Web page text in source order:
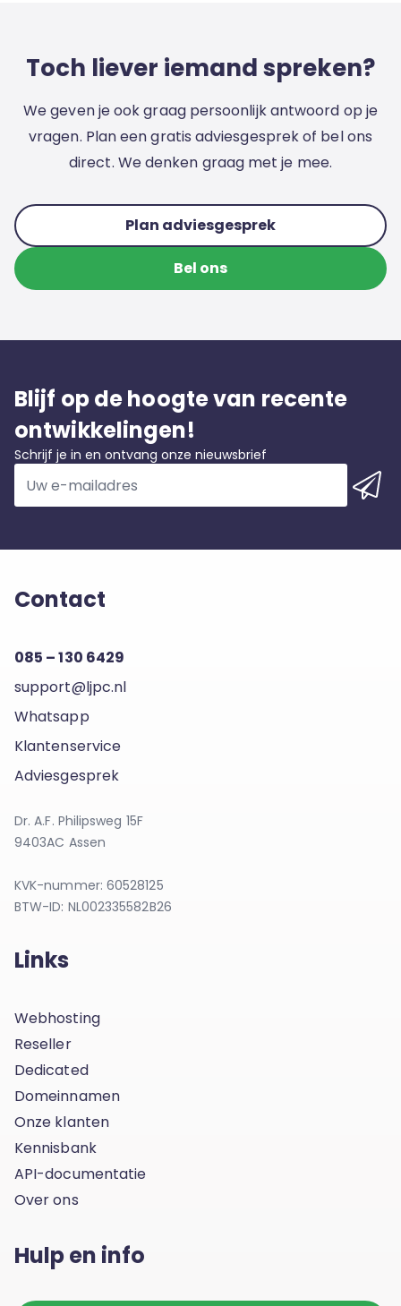
Toch liever iemand spreken?
We geven je ook graag persoonlijk antwoord op je
vragen. Plan een gratis adviesgesprek of bel ons
direct. We denken graag met je mee.
Plan adviesgesprek
Bel ons
Blijf op de hoogte van recente
ontwikkelingen!
Schrijf je in en ontvang onze nieuwsbrief
Contact
085 – 130 6429
support@ljpc.nl
Whatsapp
Klantenservice
Adviesgesprek
Dr. A.F. Philipsweg 15F
9403AC Assen
KVK-nummer: 60528125
BTW-ID: NL002335582B26
Links
Webhosting
Reseller
Dedicated
Domeinnamen
Onze klanten
Kennisbank
API-documentatie
Over ons
Hulp en info